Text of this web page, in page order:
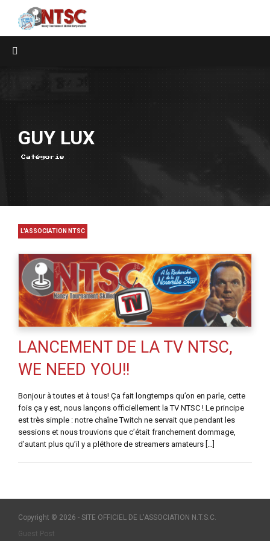
GUY LUX
Catégorie
L'ASSOCIATION NTSC
LANCEMENT DE LA TV NTSC,
WE NEED YOU!!
Bonjour à toutes et à tous! Ça fait longtemps qu’on en parle, cette
fois ça y est, nous lançons officiellement la TV NTSC ! Le principe
est très simple : notre chaîne Twitch ne servait que pendant les
sessions et nous trouvions que c’était franchement dommage,
d’autant plus qu’il y a pléthore de streamers amateurs […]
Copyright © 2026 - SITE OFFICIEL DE L'ASSOCIATION N.T.S.C.
Guest Post